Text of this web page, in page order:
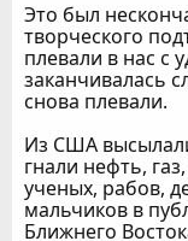
Это был
творческого
плевали в нас с
заканчивалась
снова плевали.
Из США
гнали нефть,
ученых, рабов,
мальчиков в
Ближнего